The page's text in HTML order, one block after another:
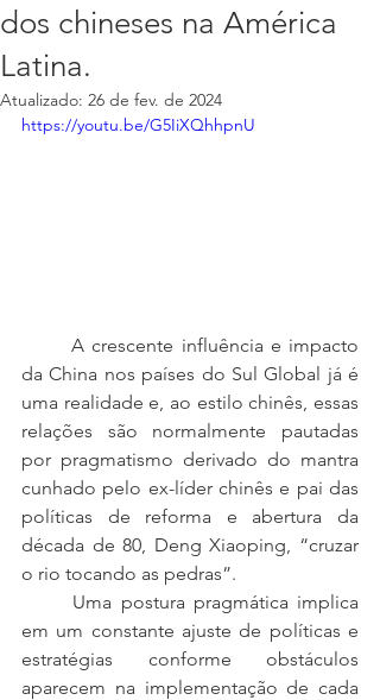
dos chineses na América
Latina.
Atualizado: 26 de fev. de 2024
https://youtu.be/G5IiXQhhpnU
	A crescente influência e impacto
da China nos países do Sul Global já é
uma realidade e, ao estilo chinês, essas
relações são normalmente pautadas
por pragmatismo derivado do mantra
cunhado pelo ex-líder chinês e pai das
políticas de reforma e abertura da
década de 80, Deng Xiaoping, “cruzar
o rio tocando as pedras”.
em um constante ajuste de políticas e
estratégias conforme obstáculos
aparecem na implementação de cada